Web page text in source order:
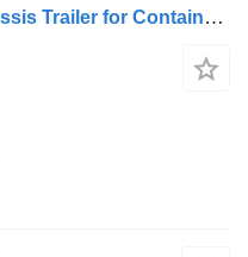
Titan Shipping Container Chassis Trailer for Container Transport